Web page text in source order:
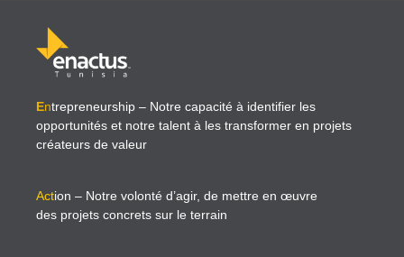
Entrepreneurship – Notre capacité à identifier les
opportunités et notre talent à les transformer en projets
créateurs de valeur
Action – Notre volonté d’agir, de mettre en œuvre
des projets concrets sur le terrain